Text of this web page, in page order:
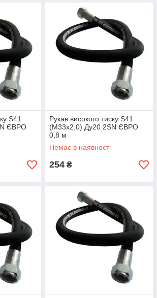
S41
ЄВРО
Рукав високого тиску S41
(М33х2,0) Ду20 2SN ЄВРО
0,8 м
Немає в наявності
254 ₴